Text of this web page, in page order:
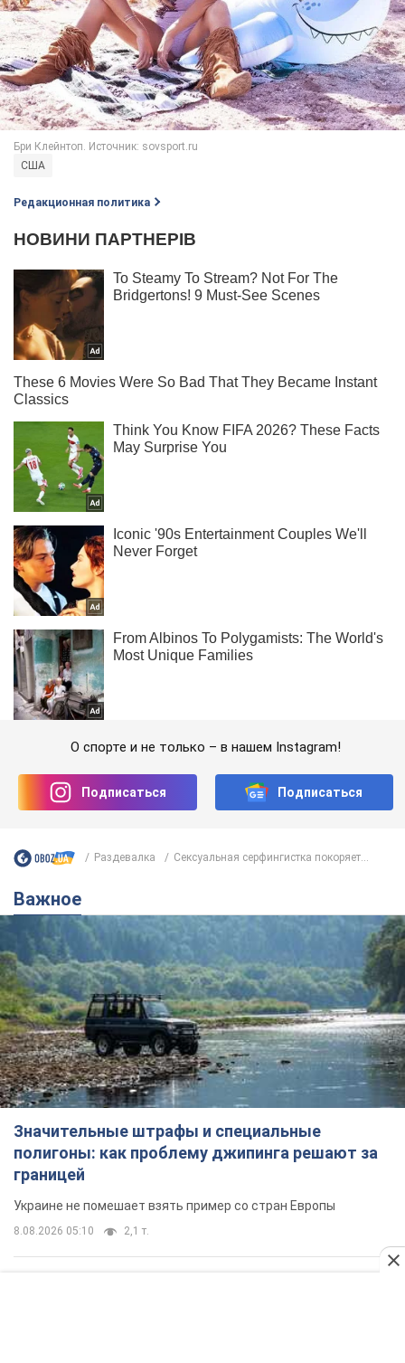
США
Редакционная политика
О спорте и не только – в нашем Instagram!
Подписаться Подписаться
Раздевалка Сексуальная серфингистка покоряет...
Важное
Значительные штрафы и специальные
полигоны: как проблему джипинга решают за
границей
Украине не помешает взять пример со стран Европы
8.08.2026 05:10 2,1 т.